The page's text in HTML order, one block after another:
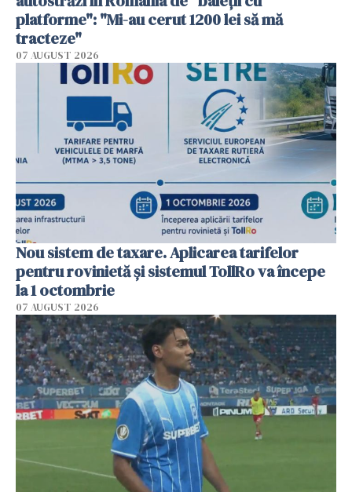
platforme": "Mi-au cerut 1200 lei să mă
tracteze"
07 AUGUST 2026
Nou sistem de taxare. Aplicarea tarifelor
pentru rovinietă şi sistemul TollRo va începe
la 1 octombrie
07 AUGUST 2026